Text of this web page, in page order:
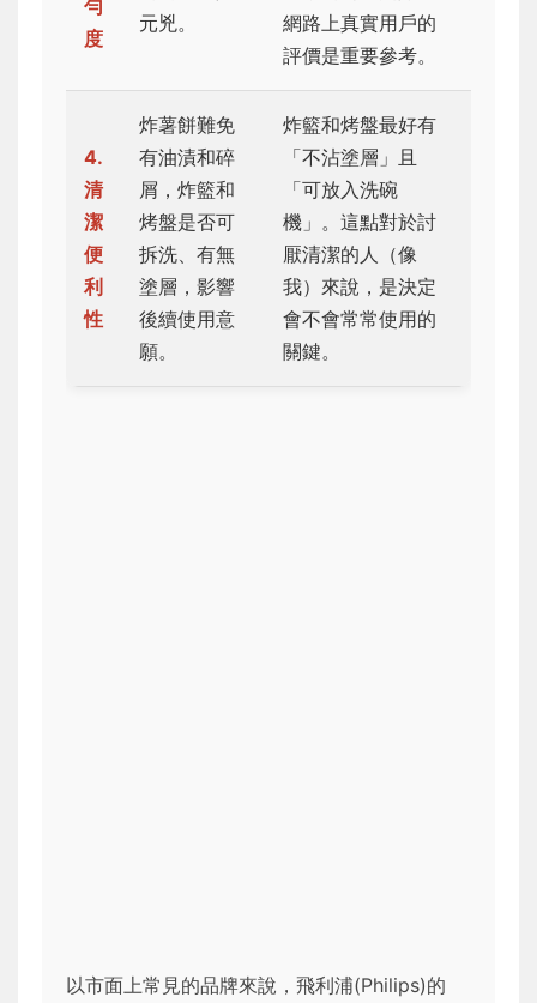
勻
度
元兇。
網路上真實用戶的
評價是重要參考。
4.
清
潔
便
利
性
炸薯餅難免
有油漬和碎
屑，炸籃和
烤盤是否可
拆洗、有無
塗層，影響
後續使用意
願。
炸籃和烤盤最好有
「不沾塗層」且
「可放入洗碗
機」。這點對於討
厭清潔的人（像
我）來說，是決定
會不會常常使用的
關鍵。
以市面上常見的品牌來說，飛利浦(Philips)的